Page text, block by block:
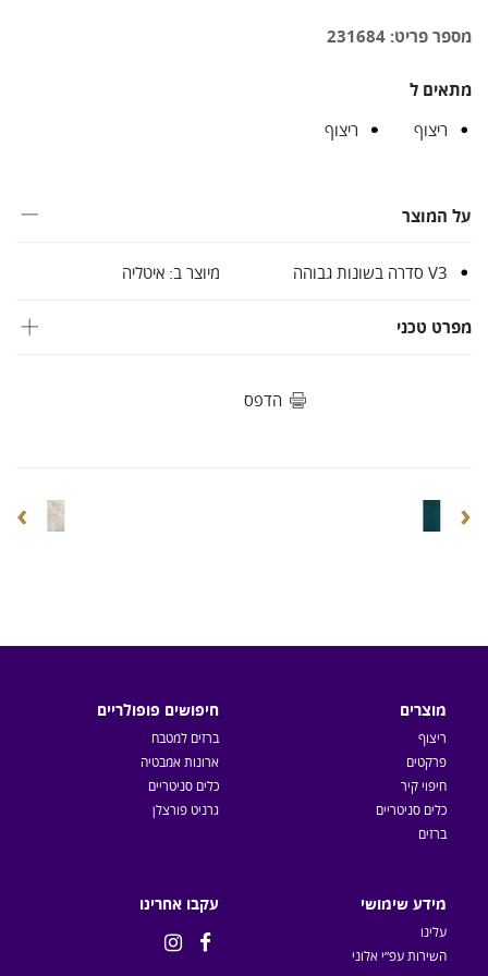
מספר פריט: 231684
מתאים ל
ריצוף
ריצוף
על המוצר
V3 סדרה בשונות גבוהה מיוצר ב: איטליה
מפרט טכני
הדפס
‹
›
מוצרים
ריצוף
פרקטים
חיפוי קיר
כלים סניטריים
ברזים
חיפושים פופולריים
ברזים למטבח
ארונות אמבטיה
כלים סניטריים
גרניט פורצלן
מידע שימושי
עלינו
השירות עפ״י אלוני
עקבו אחרינו

